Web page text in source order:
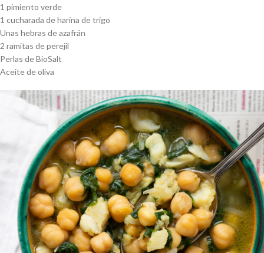
1 pimiento verde
1 cucharada de harina de trigo
Unas hebras de azafrán
2 ramitas de perejil
Perlas de BioSalt
Aceite de oliva